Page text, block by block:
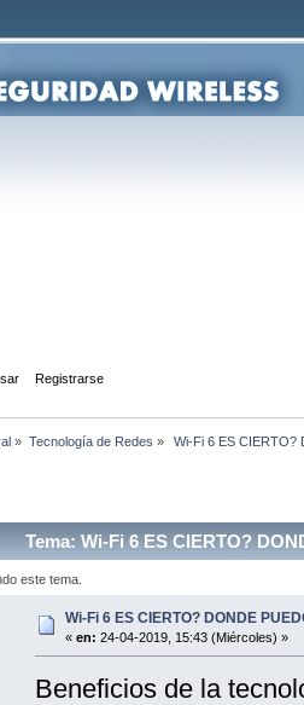
Registrarse
» Tecnología de Redes » Wi-Fi 6 ES CIERTO?
Tema: Wi-Fi 6 ES CIERTO?
este tema.
Wi-Fi 6 ES CIERTO? DONDE
« en: 24-04-2019, 15:43 (Miércoles) »
Beneficios de la